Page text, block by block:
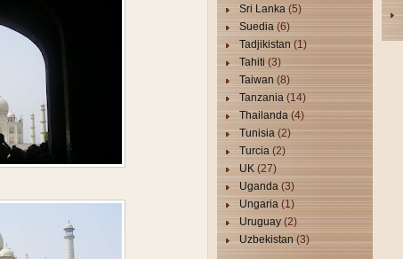
Sri Lanka (5)
Suedia (6)
Tadjikistan (1)
Tahiti (3)
Taiwan (8)
Tanzania (14)
Thailanda (4)
Tunisia (2)
Turcia (2)
UK (27)
Uganda (3)
Ungaria (1)
Uruguay (2)
Uzbekistan (3)